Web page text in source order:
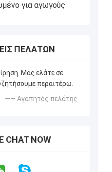
για αγωγούς
ΠΕΛΑΤΏΝ
Μας ελάτε σε
περαιτέρω.
—— Αγαπητός πελάτης
CHAT NOW